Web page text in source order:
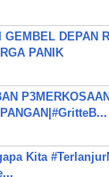
GEMBEL DEPAN
PANIK
Kita